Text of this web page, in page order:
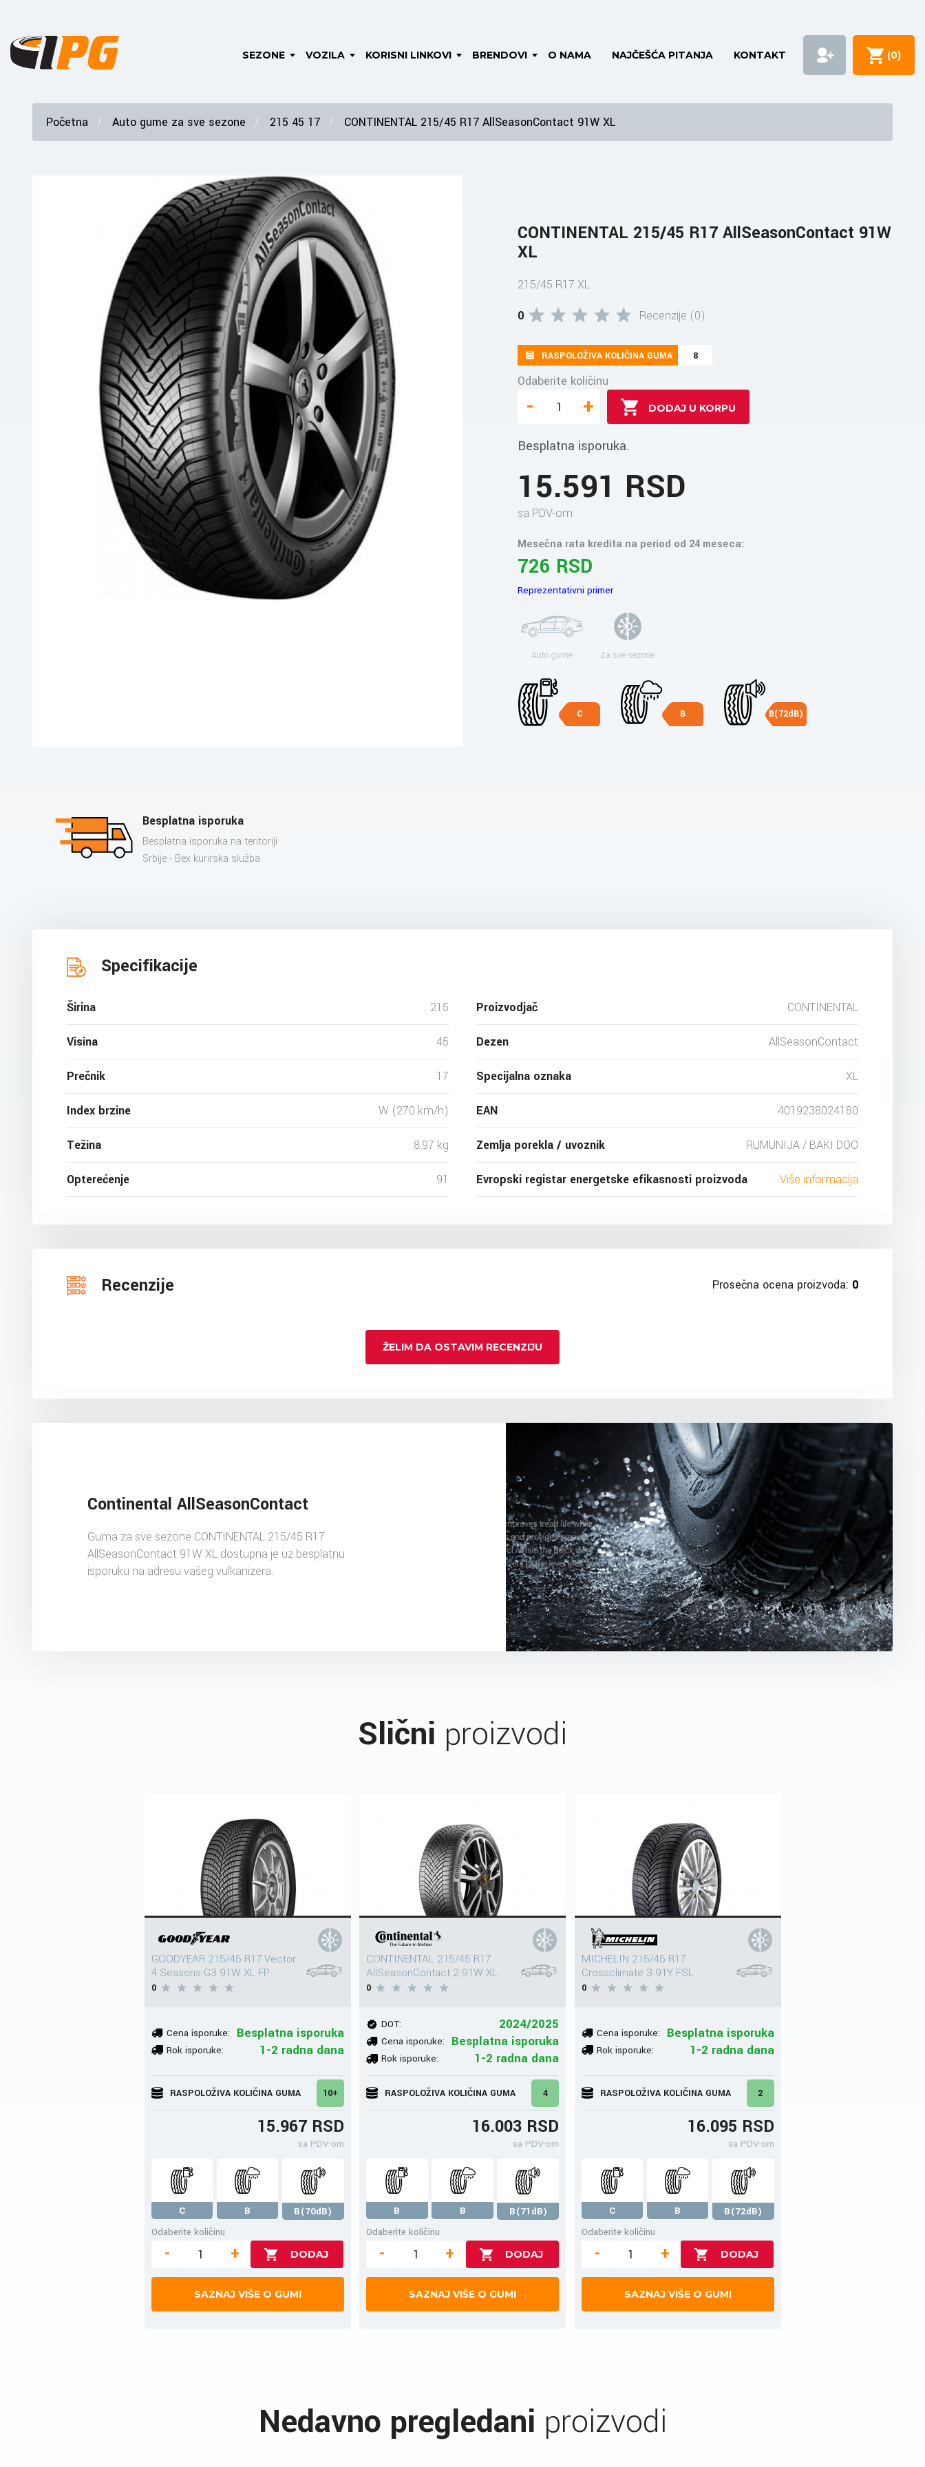
SEZONE VOZILA KORISNI LINKOVI BRENDOVI O NAMA NAJČEŠĆA PITANJA KONTAKT (0)
Početna Auto gume za sve sezone 215 45 17 CONTINENTAL 215/45 R17 AllSeasonContact 91W XL
CONTINENTAL 215/45 R17 AllSeasonContact 91W
XL
215/45 R17 XL
0
Recenzije (0)
RASPOLOŽIVA KOLIČINA GUMA 8
Odaberite količinu
- +
Besplatna isporuka.
15.591 RSD
sa PDV-om
Mesečna rata kredita na period od 24 meseca:
726 RSD
Reprezentativni primer
Auto gume Za sve sezone
C B B(72dB)
Besplatna isporuka
Besplatna isporuka na teritoriji
Srbije - Bex kurirska služba
Specifikacije
Širina 215
Visina 45
Prečnik 17
Index brzine W (270 km/h)
Težina 8.97 kg
Opterećenje 91
Proizvodjač CONTINENTAL
Dezen AllSeasonContact
Specijalna oznaka XL
EAN 4019238024180
Zemlja porekla / uvoznik RUMUNIJA / BAKI DOO
Evropski registar energetske efikasnosti proizvoda Više informacija
Recenzije Prosečna ocena proizvoda: 0
ŽELIM DA OSTAVIM RECENZIJU
Continental AllSeasonContact
Guma za sve sezone CONTINENTAL 215/45 R17
AllSeasonContact 91W XL dostupna je uz besplatnu
isporuku na adresu vašeg vulkanizera.
Slični proizvodi
GOODYEAR 215/45 R17 Vector
4 Seasons G3 91W XL FP
0
Cena isporuke: Besplatna isporuka
Rok isporuke: 1-2 radna dana
RASPOLOŽIVA KOLIČINA GUMA 10+
15.967 RSD
sa PDV-om
C B
B(70dB)
Odaberite količinu
- +
SAZNAJ VIŠE O GUMI
CONTINENTAL 215/45 R17
AllSeasonContact 2 91W XL
0
DOT: 2024/2025
Cena isporuke: Besplatna isporuka
Rok isporuke: 1-2 radna dana
RASPOLOŽIVA KOLIČINA GUMA 4
16.003 RSD
sa PDV-om
B B
B(71dB)
Odaberite količinu
- +
SAZNAJ VIŠE O GUMI
MICHELIN 215/45 R17
Crossclimate 3 91Y FSL
0
Cena isporuke: Besplatna isporuka
Rok isporuke: 1-2 radna dana
RASPOLOŽIVA KOLIČINA GUMA 2
16.095 RSD
sa PDV-om
C B
B(72dB)
Odaberite količinu
- +
SAZNAJ VIŠE O GUMI
Nedavno pregledani proizvodi